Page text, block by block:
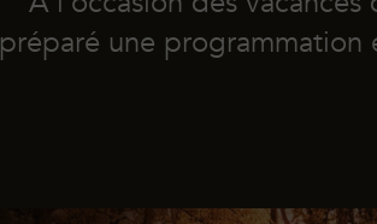
préparé une programmation